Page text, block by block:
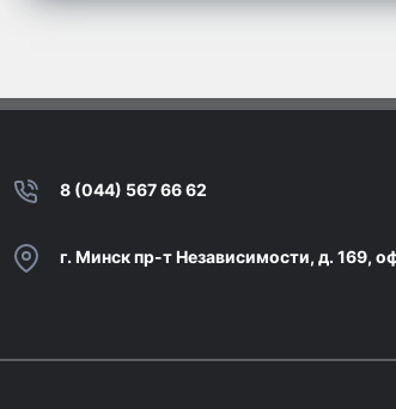
8 (044) 567 66 62
г. Минск пр-т Независимости, д. 169,